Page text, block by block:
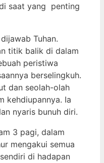
saat yang penting
Tuhan.
titik balik di dalam
peristiwa
berselingkuh.
dan seolah-olah
kehdiupannya. Ia
nyaris bunuh diri.
3 pagi, dalam
mengakui semua
di hadapan